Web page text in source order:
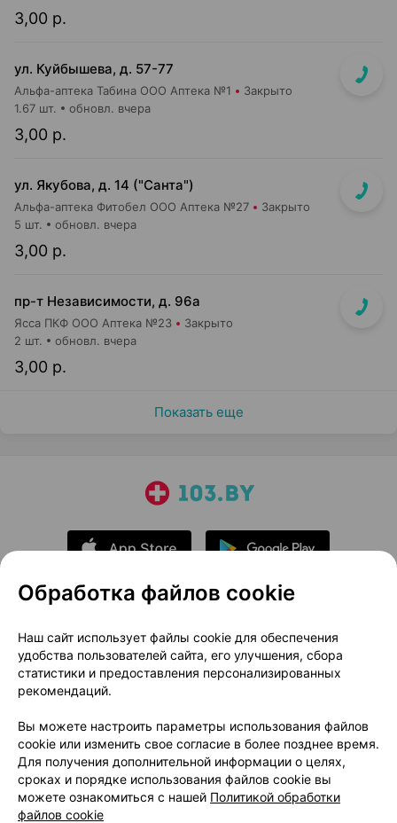
3,00 р.
ул. Куйбышева, д. 57-77
Альфа-аптека Табина ООО Аптека №1 Закрыто
3,00 р.
1.67 шт. обновл. вчера
ул. Якубова, д. 14 ("Санта")
Альфа-аптека Фитобел ООО Аптека №27 Закрыто
3,00 р.
5 шт. обновл. вчера
пр-т Независимости, д. 96а
Ясса ПКФ ООО Аптека №23 Закрыто
3,00 р.
2 шт. обновл. вчера
Показать еще
О проекте
Новости проекта
Размещение рекламы
Медицинский маркетинг
Публичный договор
Доставка
Способы оплаты
Вакансии
Партнеры
Написать руководителю 103.by
Написать в поддержку
Персональные настройки Cookie
Обработка файлов cookie
Наш сайт использует файлы cookie для обеспечения
удобства пользователей сайта, его улучшения, сбора
статистики и предоставления персонализированных
рекомендаций.
Вы можете настроить параметры использования файлов
cookie или изменить свое согласие в более позднее время.
Для получения дополнительной информации о целях,
сроках и порядке использования файлов cookie вы
можете ознакомиться с нашей Политикой обработки
файлов cookie